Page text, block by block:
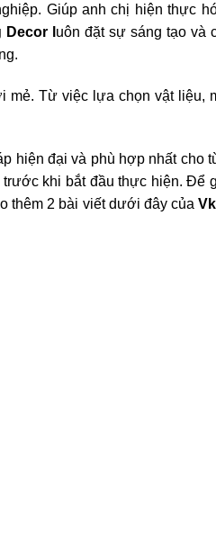
Giúp anh chị hiện thực
l uôn đặt sự sáng tạo và
mẻ. Từ việc lựa chọn vật liệu,
hiện đại và phù hợp nhất cho
trước khi bắt đầu thực hiện. Để
thêm 2 bài viết dưới đây của